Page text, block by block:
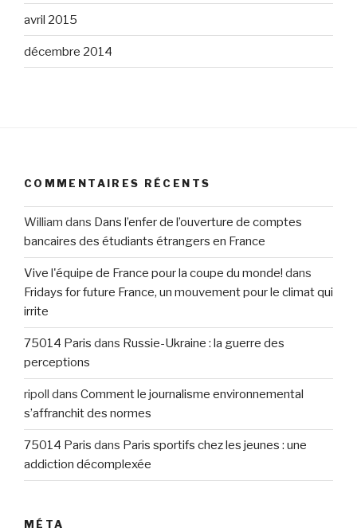
avril 2015
décembre 2014
COMMENTAIRES RÉCENTS
William dans Dans l’enfer de l’ouverture de comptes
bancaires des étudiants étrangers en France
Vive l'équipe de France pour la coupe du monde! dans
Fridays for future France, un mouvement pour le climat qui
irrite
75014 Paris dans Russie-Ukraine : la guerre des
perceptions
ripoll dans Comment le journalisme environnemental
s’affranchit des normes
75014 Paris dans Paris sportifs chez les jeunes : une
addiction décomplexée
MÉTA